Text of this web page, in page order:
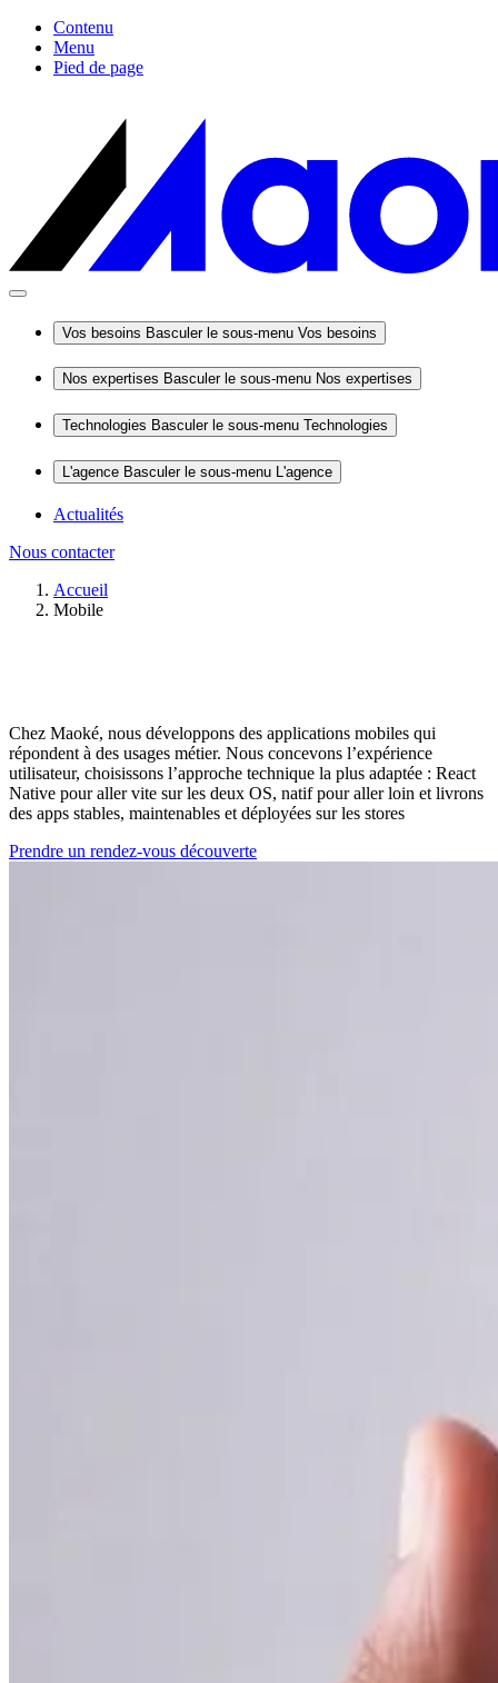
Contenu
Menu
Pied de page
Vos besoins Basculer le sous-menu Vos besoins
Nos expertises Basculer le sous-menu Nos expertises
Technologies Basculer le sous-menu Technologies
L'agence Basculer le sous-menu L'agence
Actualités
Nous contacter
Accueil
Mobile
Chez Maoké, nous développons des applications mobiles qui
répondent à des usages métier. Nous concevons l’expérience
utilisateur, choisissons l’approche technique la plus adaptée : React
Native pour aller vite sur les deux OS, natif pour aller loin et livrons
des apps stables, maintenables et déployées sur les stores
Prendre un rendez-vous découverte